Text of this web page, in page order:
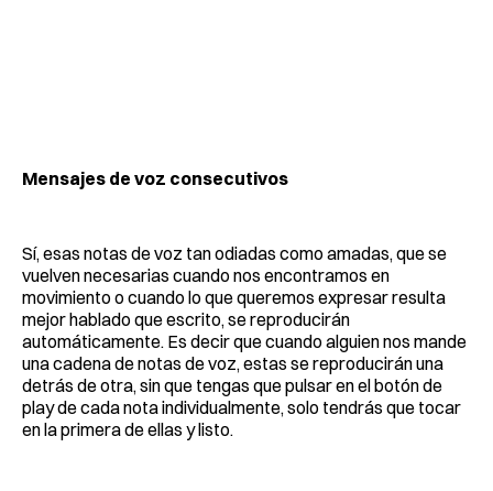
Mensajes de voz consecutivos
Sí, esas notas de voz tan odiadas como amadas, que se
vuelven necesarias cuando nos encontramos en
movimiento o cuando lo que queremos expresar resulta
mejor hablado que escrito, se reproducirán
automáticamente. Es decir que cuando alguien nos mande
una cadena de notas de voz, estas se reproducirán una
detrás de otra, sin que tengas que pulsar en el botón de
play de cada nota individualmente, solo tendrás que tocar
en la primera de ellas y listo.